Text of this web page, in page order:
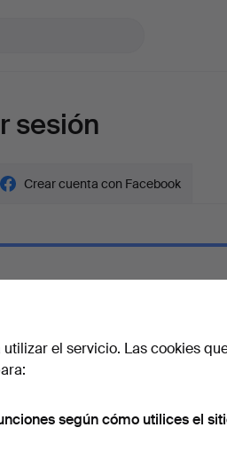
sesión
Crear cuenta con Facebook
el servicio. Las cookies
según cómo utilices el